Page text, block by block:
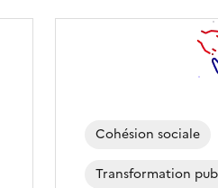
Cohésion sociale
Transformation